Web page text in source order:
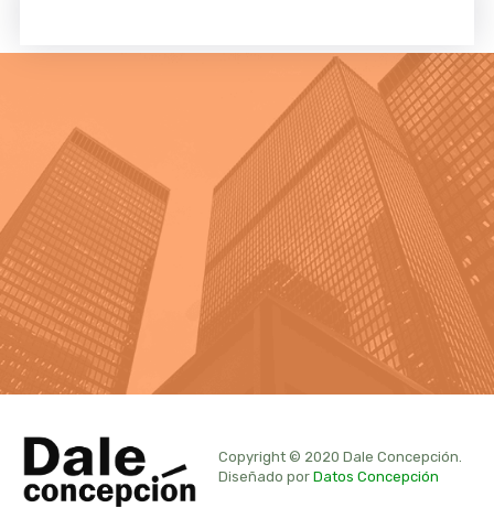
Copyright © 2020 Dale Concepción.
Diseñado por Datos Concepción